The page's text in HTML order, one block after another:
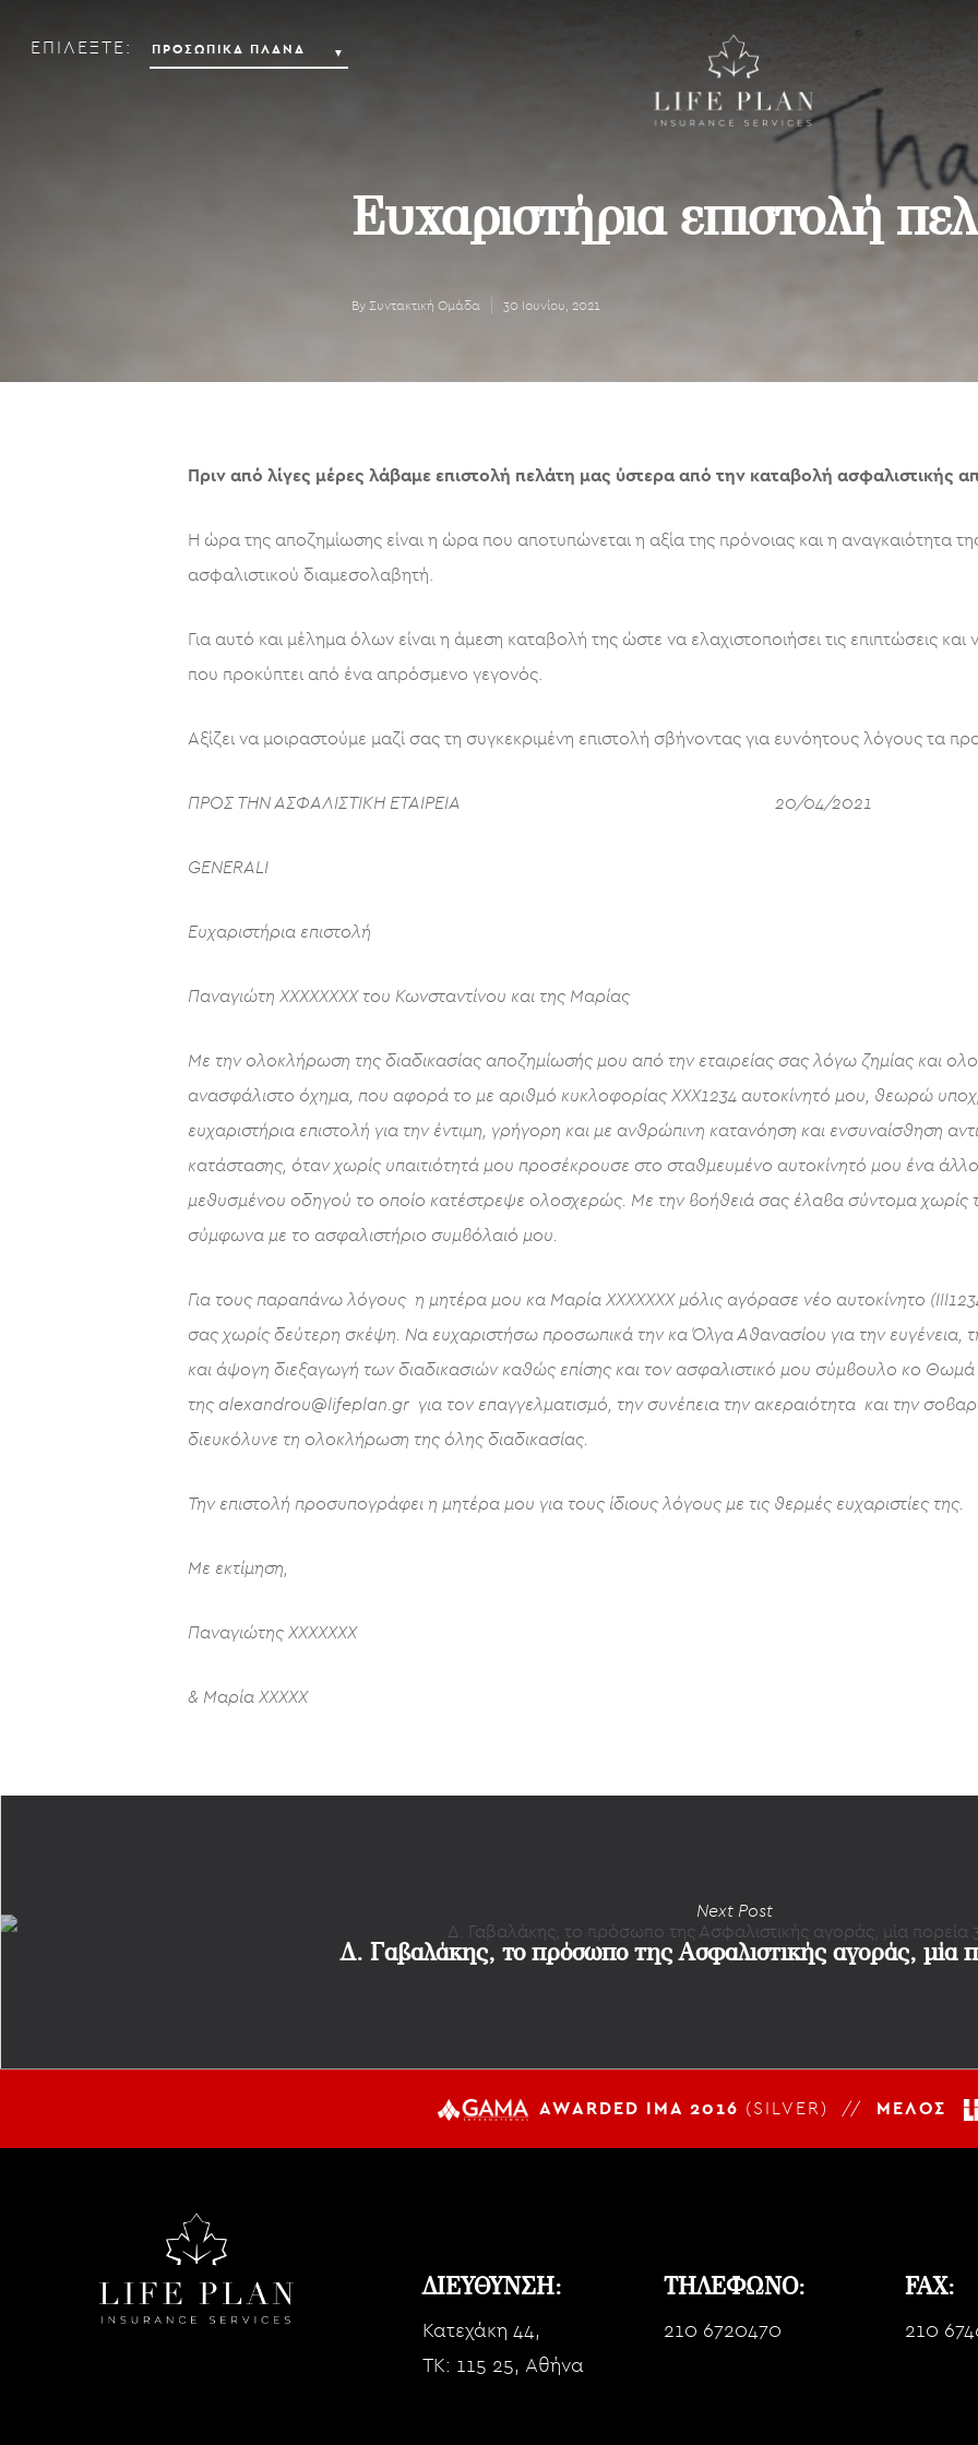
ΕΠΙΛΕΞΤΕ:
Ευχαριστήρια επιστολή
By Συντακτική Ομάδα 30 Ιουνίου, 2021
Πριν από λίγες μέρες λάβαμε επιστολή πελάτη μας ύστερα από την καταβολή ασφαλιστικής
Η ώρα της αποζημίωσης είναι η ώρα που αποτυπώνεται η αξία της πρόνοιας και η αναγκαιότητα
ασφαλιστικού διαμεσολαβητή.
Για αυτό και μέλημα όλων είναι η άμεση καταβολή της ώστε να ελαχιστοποιήσει τις επιπτώσεις και
που προκύπτει από ένα απρόσμενο γεγονός.
Αξίζει να μοιραστούμε μαζί σας τη συγκεκριμένη επιστολή σβήνοντας για ευνόητους λόγους τα
ΠΡΟΣ ΤΗΝ ΑΣΦΑΛΙΣΤΙΚΗ ΕΤΑΙΡΕΙΑ 20/04/2021
GENERALI
Ευχαριστήρια επιστολή
Παναγιώτη ΧΧΧΧΧΧΧΧ του Κωνσταντίνου και της Μαρίας
Με την ολοκλήρωση της διαδικασίας αποζημίωσής μου από την εταιρείας σας λόγω ζημίας και
ανασφάλιστο όχημα, που αφορά το με αριθμό κυκλοφορίας ΧΧΧ1234 αυτοκίνητό μου, θεωρώ
ευχαριστήρια επιστολή για την έντιμη, γρήγορη και με ανθρώπινη κατανόηση και ενσυναίσθηση
κατάστασης, όταν χωρίς υπαιτιότητά μου προσέκρουσε στο σταθμευμένο αυτοκίνητό μου ένα
μεθυσμένου οδηγού το οποίο κατέστρεψε ολοσχερώς. Με την βοήθειά σας έλαβα σύντομα χωρίς
σύμφωνα με το ασφαλιστήριο συμβόλαιό μου.
Για τους παραπάνω λόγους η μητέρα μου κα Μαρία ΧΧΧΧΧΧΧ μόλις αγόρασε νέο αυτοκίνητο
σας χωρίς δεύτερη σκέψη. Να ευχαριστήσω προσωπικά την κα Όλγα Αθανασίου για την ευγένεια,
και άψογη διεξαγωγή των διαδικασιών καθώς επίσης και τον ασφαλιστικό μου σύμβουλο κο
της alexandrou@lifeplan.gr για τον επαγγελματισμό, την συνέπεια την ακεραιότητα και την
διευκόλυνε τη ολοκλήρωση της όλης διαδικασίας.
Την επιστολή προσυπογράφει η μητέρα μου για τους ίδιους λόγους με τις θερμές ευχαριστίες της.
Με εκτίμηση,
Παναγιώτης ΧΧΧΧΧΧΧ
& Μαρία ΧΧΧΧΧ
Next Post
Δ. Γαβαλάκης, το πρόσωπο της Ασφαλιστικής αγοράς, μία
AWARDED IMA 2016 (SILVER) // ΜΕΛΟΣ
ΔΙΕΥΘΥΝΣΗ:
Κατεχάκη 44,
TK: 115 25, Αθήνα
ΤΗΛΕΦΩΝΟ:
210 6720470
FAX:
210